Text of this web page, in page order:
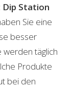
Station
Sie eine
besser
täglich
Produkte
bei den